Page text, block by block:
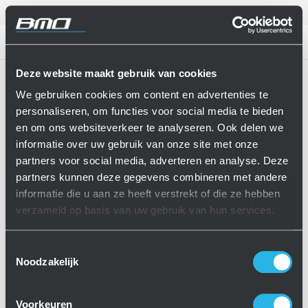
Deze website maakt gebruik van cookies
We gebruiken cookies om content en advertenties te
personaliseren, om functies voor social media te bieden
en om ons websiteverkeer te analyseren. Ook delen we
informatie over uw gebruik van onze site met onze
partners voor social media, adverteren en analyse. Deze
partners kunnen deze gegevens combineren met andere
informatie die u aan ze heeft verstrekt of die ze hebben
verzameld op basis van uw gebruik van hun services.
Noodzakelijk
Voorkeuren
CONTACT
Home
DN Solutions Puma 2600 LSY